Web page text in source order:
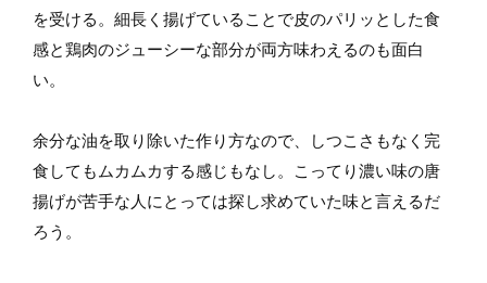
を受ける。細長く揚げていることで皮のパリッとした食
感と鶏肉のジューシーな部分が両方味わえるのも面白
い。
余分な油を取り除いた作り方なので、しつこさもなく完
食してもムカムカする感じもなし。こってり濃い味の唐
揚げが苦手な人にとっては探し求めていた味と言えるだ
ろう。